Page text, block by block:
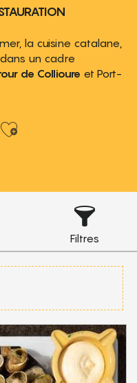
la cuisine catalane,
un cadre
de Collioure et Port-
Ajouter aux
Filtres